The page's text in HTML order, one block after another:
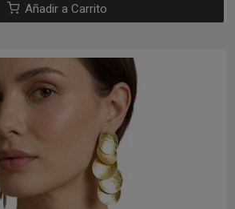
Añadir a Carrito